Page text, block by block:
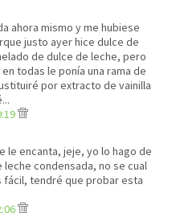
ahora mismo y me hubiese
justo ayer hice dulce de
de dulce de leche, pero
todas le ponía una rama de
por extracto de vainilla
le encanta, jeje, yo lo hago de
condensada, no se cual
fácil, tendré que probar esta